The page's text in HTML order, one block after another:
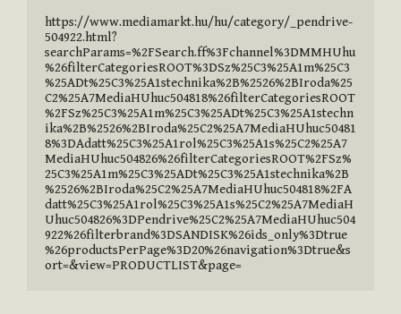
https://www.mediamarkt.hu/hu/category/_pendrive-
504922.html?
searchParams=%2FSearch.ff%3Fchannel%3DMMHUhu
%26filterCategoriesROOT%3DSz%25C3%25A1m%25C3
%25ADt%25C3%25A1stechnika%2B%2526%2BIroda%25
C2%25A7MediaHUhuc504818%26filterCategoriesROOT
%2FSz%25C3%25A1m%25C3%25ADt%25C3%25A1stechn
ika%2B%2526%2BIroda%25C2%25A7MediaHUhuc50481
8%3DAdatt%25C3%25A1rol%25C3%25A1s%25C2%25A7
MediaHUhuc504826%26filterCategoriesROOT%2FSz%
25C3%25A1m%25C3%25ADt%25C3%25A1stechnika%2B
%2526%2BIroda%25C2%25A7MediaHUhuc504818%2FA
datt%25C3%25A1rol%25C3%25A1s%25C2%25A7MediaH
Uhuc504826%3DPendrive%25C2%25A7MediaHUhuc504
922%26filterbrand%3DSANDISK%26ids_only%3Dtrue
%26productsPerPage%3D20%26navigation%3Dtrue&s
ort=&view=PRODUCTLIST&page=